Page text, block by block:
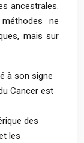
ancestrales.
ne
mais sur
à son signe
Cancer est
des
les